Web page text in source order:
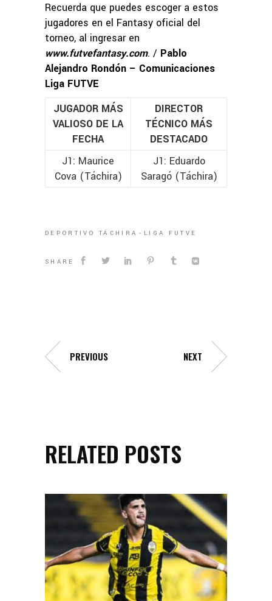
Recuerda que puedes escoger a estos
jugadores en el Fantasy oficial del
torneo, al ingresar en
www.futvefantasy.com. / Pablo
Alejandro Rondón – Comunicaciones
Liga FUTVE
JUGADOR MÁS
VALIOSO DE LA
FECHA
DIRECTOR
TÉCNICO MÁS
DESTACADO
J1: Maurice
Cova (Táchira)
J1: Eduardo
Saragó (Táchira)
DEPORTIVO TÁCHIRA LIGA FUTVE
SHARE
PREVIOUS NEXT
RELATED POSTS